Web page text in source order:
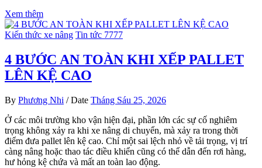
Xem thêm
Kiến thức xe nâng Tin tức 7777
4 BƯỚC AN TOÀN KHI XẾP PALLET
LÊN KỆ CAO
By Phương Nhi / Date Tháng Sáu 25, 2026
Ở các môi trường kho vận hiện đại, phần lớn các sự cố nghiêm
trọng không xảy ra khi xe nâng di chuyển, mà xảy ra trong thời
điểm đưa pallet lên kệ cao. Chỉ một sai lệch nhỏ về tải trọng, vị trí
càng nâng hoặc thao tác điều khiển cũng có thể dẫn đến rơi hàng,
hư hỏng kệ chứa và mất an toàn lao động.